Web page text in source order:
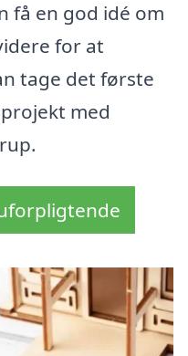
få en god idé om
for at
tage det første
med